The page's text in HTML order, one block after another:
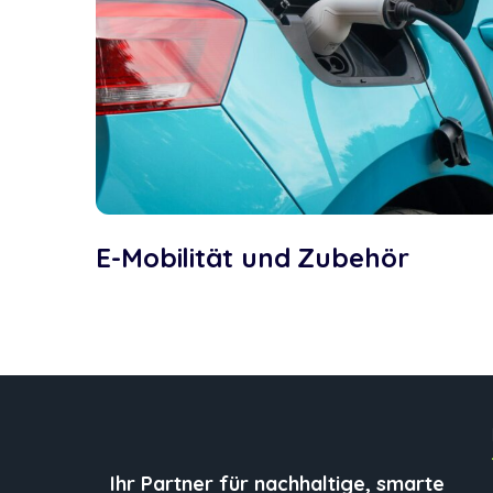
E-Mobilität und Zubehör
Ihr Partner für nachhaltige, smarte